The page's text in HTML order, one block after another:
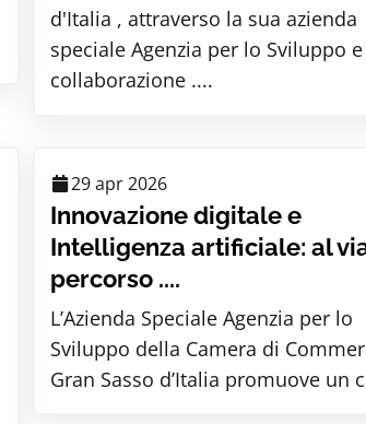
d'Italia , attraverso la sua azienda
speciale Agenzia per lo Sviluppo
collaborazione ....
29 apr 2026
Innovazione digitale e
Intelligenza artificiale: al
percorso ....
L’Azienda Speciale Agenzia per lo
Sviluppo della Camera di
Gran Sasso d’Italia promuove un